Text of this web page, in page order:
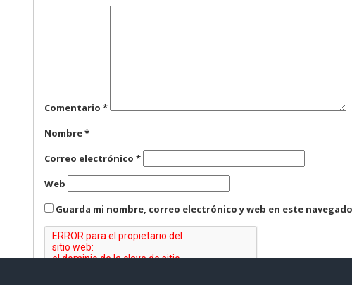
Comentario*
Nombre*
Correo electrónico*
Web
Guarda mi nombre, correo electrónico y web en este